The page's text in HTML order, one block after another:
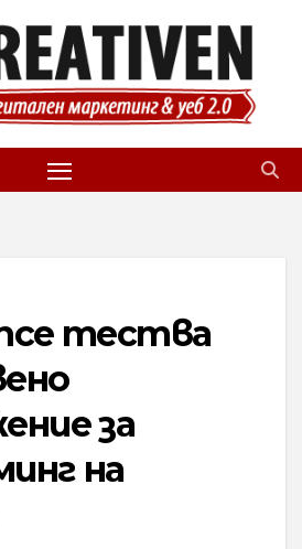
тества
за
на